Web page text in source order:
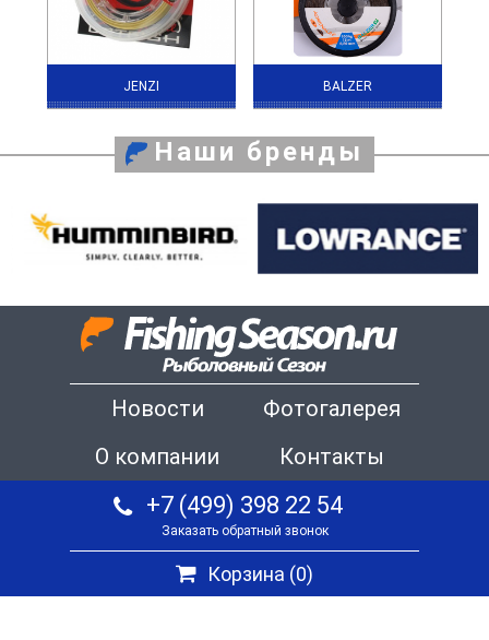
JENZI BALZER
Наши бренды
Новости
Фотогалерея
О компании
Контакты
+7 (499) 398 22 54
Заказать обратный звонок
Корзина (0)